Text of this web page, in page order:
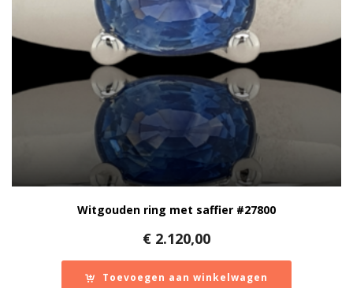
Witgouden ring met saffier #27800
€ 2.120,00
Toevoegen aan winkelwagen